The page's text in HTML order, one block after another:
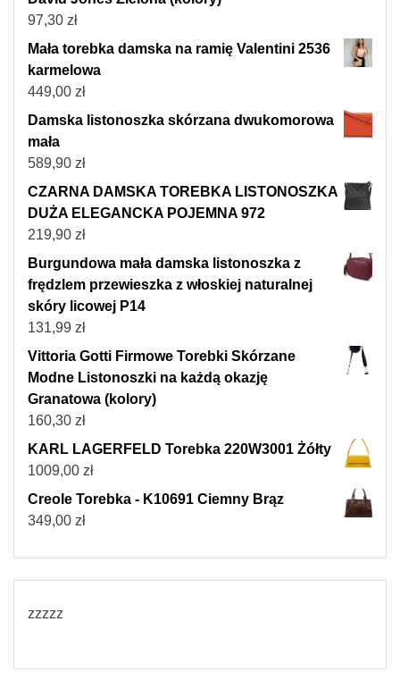
97,30 zł
Mała torebka damska na ramię Valentini 2536
karmelowa
449,00 zł
Damska listonoszka skórzana dwukomorowa
mała
589,90 zł
CZARNA DAMSKA TOREBKA LISTONOSZKA
DUŻA ELEGANCKA POJEMNA 972
219,90 zł
Burgundowa mała damska listonoszka z
frędzlem przewieszka z włoskiej naturalnej
skóry licowej P14
131,99 zł
Vittoria Gotti Firmowe Torebki Skórzane
Modne Listonoszki na każdą okazję
Granatowa (kolory)
160,30 zł
KARL LAGERFELD Torebka 220W3001 Żółty
1009,00 zł
Creole Torebka - K10691 Ciemny Brąz
349,00 zł
zzzzz